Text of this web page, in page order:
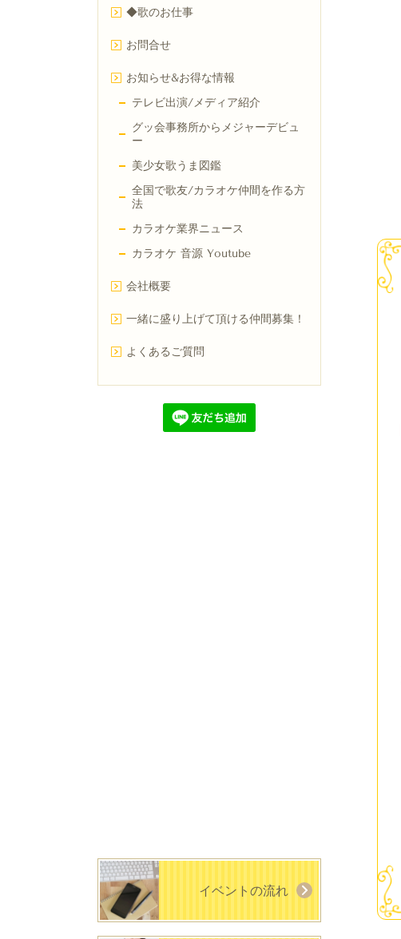
◆歌のお仕事
お問合せ
お知らせ&お得な情報
テレビ出演/メディア紹介
グッ会事務所からメジャーデビュ
ー
美少女歌うま図鑑
全国で歌友/カラオケ仲間を作る方
法
カラオケ業界ニュース
カラオケ 音源 Youtube
会社概要
一緒に盛り上げて頂ける仲間募集！
よくあるご質問
イベントの流れ